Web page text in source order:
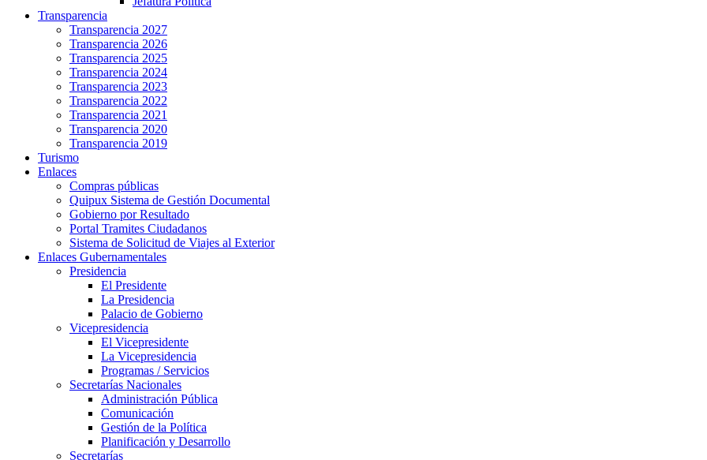
Transparencia
Transparencia 2027
Transparencia 2026
Transparencia 2025
Transparencia 2024
Transparencia 2023
Transparencia 2022
Transparencia 2021
Transparencia 2020
Transparencia 2019
Turismo
Enlaces
Compras públicas
Quipux Sistema de Gestión Documental
Gobierno por Resultado
Portal Tramites Ciudadanos
Sistema de Solicitud de Viajes al Exterior
Enlaces Gubernamentales
Presidencia
El Presidente
La Presidencia
Palacio de Gobierno
Vicepresidencia
El Vicepresidente
La Vicepresidencia
Programas / Servicios
Secretarías Nacionales
Administración Pública
Comunicación
Gestión de la Política
Planificación y Desarrollo
Secretarías